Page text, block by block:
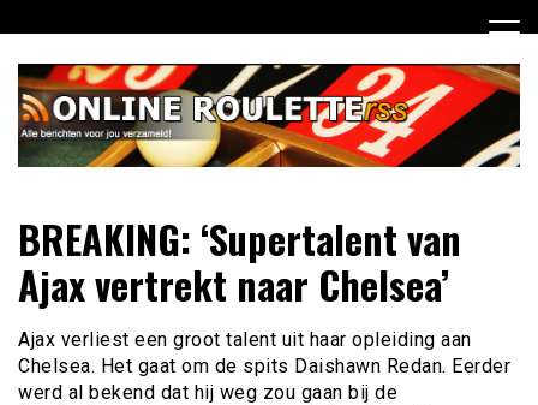
naar
inhoud
Online Roulette RSS
verzameld
BREAKING: ‘Supertalent van
Ajax vertrekt naar Chelsea’
Ajax verliest een groot talent uit haar opleiding aan
Chelsea. Het gaat om de spits Daishawn Redan. Eerder
werd al bekend dat hij weg zou gaan bij de